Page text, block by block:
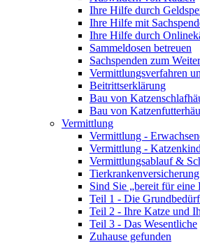
Ihre Hilfe durch
Ihre Hilfe mit
Ihre Hilfe durch
Sammeldosen betreuen
Sachspenden zum
Vermittlungsverfahren
Beitrittserklärung
Bau von
Bau von
Vermittlung
Vermittlung -
Vermittlung -
Vermittlungsablauf &
Tierkrankenversicherung
Sind Sie „bereit für eine
Teil 1 - Die
Teil 2 - Ihre Katze und
Teil 3 - Das Wesentliche
Zuhause gefunden